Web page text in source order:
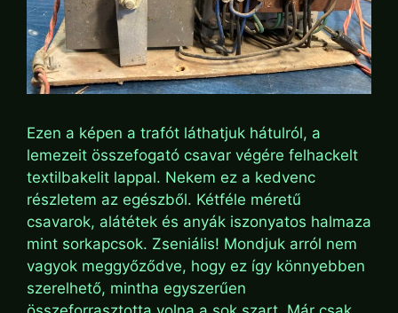
Ezen a képen a trafót láthatjuk hátulról, a
lemezeit összefogató csavar végére felhackelt
textilbakelit lappal. Nekem ez a kedvenc
részletem az egészből. Kétféle méretű
csavarok, alátétek és anyák iszonyatos halmaza
mint sorkapcsok. Zseniális! Mondjuk arról nem
vagyok meggyőződve, hogy ez így könnyebben
szerelhető, mintha egyszerűen